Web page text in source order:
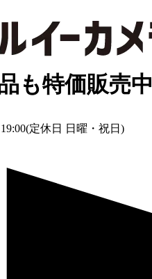
も特価販売中
定休日 日曜・祝日)